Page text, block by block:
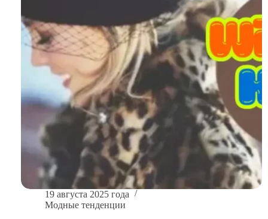
19 августа 2025 года
Модные тенденции